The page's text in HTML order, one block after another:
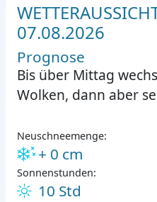
07.08.2026
Prognose
Bis über Mittag
Wolken, dann aber
Neuschneemenge:
+ 0 cm
Sonnenstunden:
10 Std